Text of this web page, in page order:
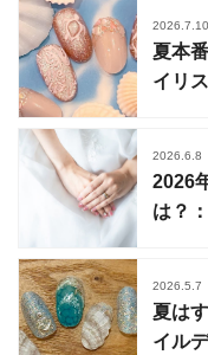
2026.7.10
夏本
イリ
2026.6.8
2026
は？
2026.5.7
夏は
イル